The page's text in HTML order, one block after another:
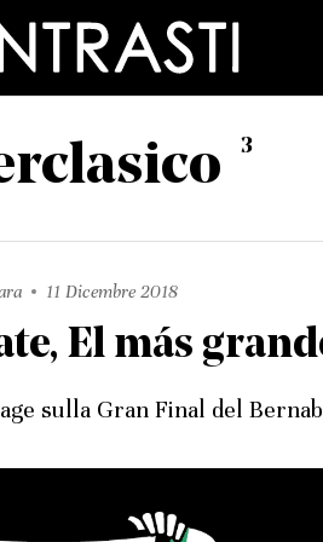
3
11 Dicembre 2018
El más
sulla Gran Final del